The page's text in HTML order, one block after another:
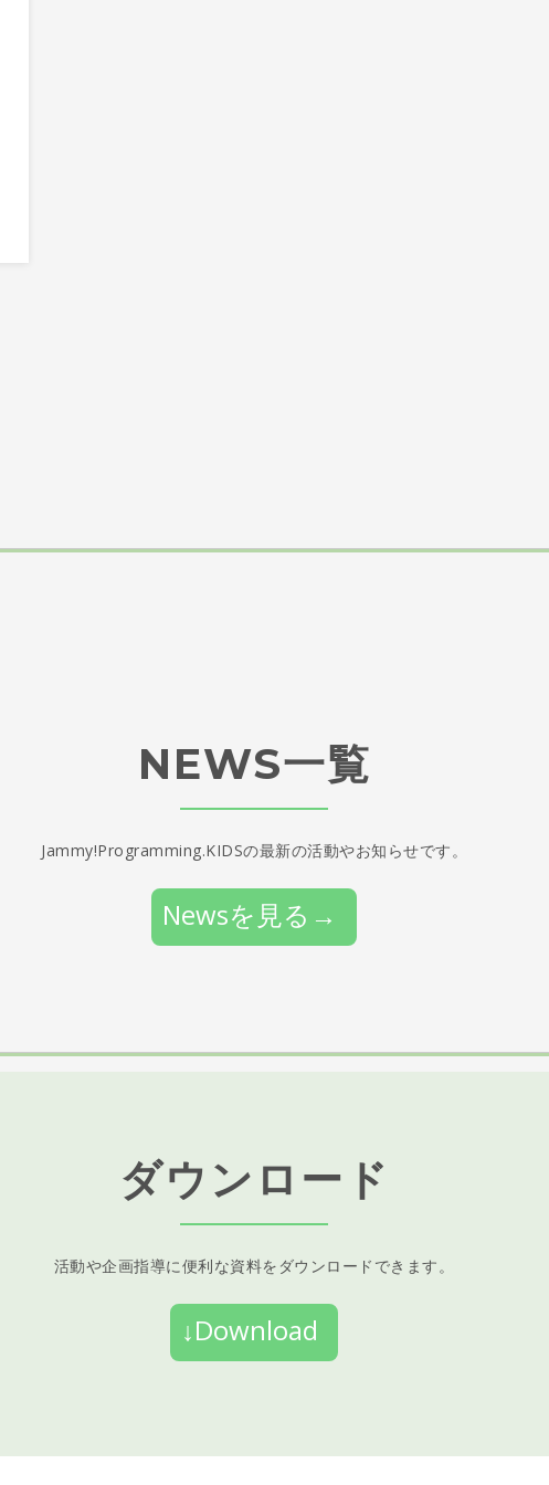
NEWS一覧
Jammy!Programming.KIDSの最新の活動やお知らせです。
Newsを見る→
ダウンロード
活動や企画指導に便利な資料をダウンロードできます。
↓Download